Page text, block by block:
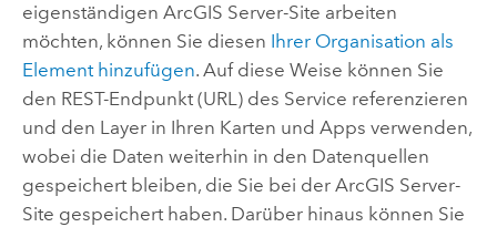
eigenständigen ArcGIS Server-Site arbeiten
möchten, können Sie diesen Ihrer Organisation als
Element hinzufügen. Auf diese Weise können Sie
den REST-Endpunkt (URL) des Service referenzieren
und den Layer in Ihren Karten und Apps verwenden,
wobei die Daten weiterhin in den Datenquellen
gespeichert bleiben, die Sie bei der ArcGIS Server-
Site gespeichert haben. Darüber hinaus können Sie